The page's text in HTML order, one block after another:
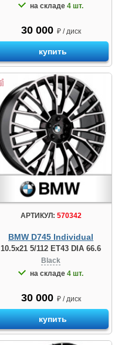
на складе 4 шт.
30 000 ₽ / диск
купить
АРТИКУЛ: 570342
BMW D745 Individual
10.5x21 5/112 ET43 DIA 66.6
Black
на складе 4 шт.
30 000 ₽ / диск
купить